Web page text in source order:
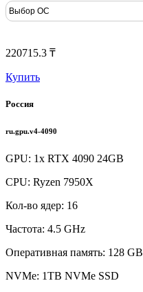
220715.3 ₸
Купить
Россия
ru.gpu.v4-4090
GPU: 1x RTX 4090 24GB
CPU: Ryzen 7950X
Кол-во ядер: 16
Частота: 4.5 GHz
Оперативная память: 128 GB
NVMe: 1TB NVMe SSD